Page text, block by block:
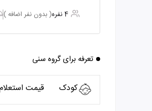
4 نفره ( بدون نفر اضافه )
تعرفه برای گروه سنی
کودک قیمت